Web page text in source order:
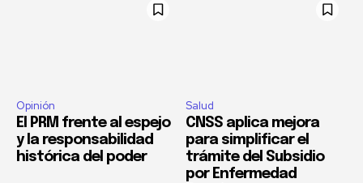
Opinión
El PRM frente al espejo
y la responsabilidad
histórica del poder
Salud
CNSS aplica mejora
para simplificar el
trámite del Subsidio
por Enfermedad